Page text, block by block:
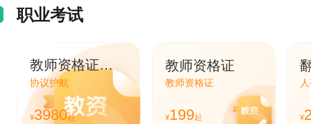
职业考试
教师资格证笔面直通车
协议护航
¥3980起
教师资格证
教师资格证
¥199起 ¥